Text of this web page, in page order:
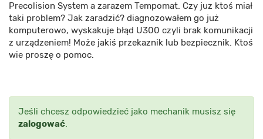
Precolision System a zarazem Tempomat. Czy juz ktoś miał
taki problem? Jak zaradzić? diagnozowałem go już
komputerowo, wyskakuje błąd U300 czyli brak komunikacji
z urządzeniem! Może jakiś przekaznik lub bezpiecznik. Ktoś
wie proszę o pomoc.
Jeśli chcesz odpowiedzieć jako mechanik musisz się
zalogować.